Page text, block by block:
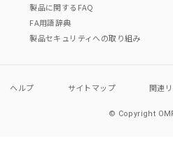
製品に関するFAQ
FA用語辞典
製品セキュリティへの取り組み
ヘルプ サイトマップ 関連
© Copyright